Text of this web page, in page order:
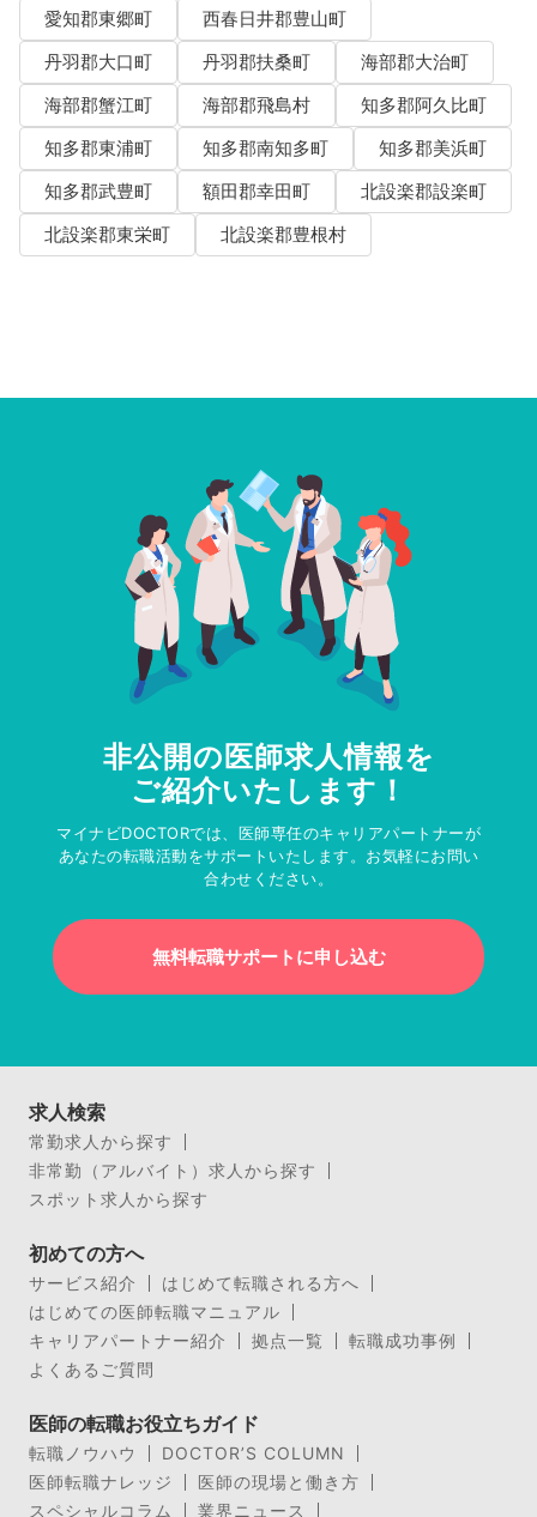
愛知郡東郷町
西春日井郡豊山町
丹羽郡大口町
丹羽郡扶桑町
海部郡大治町
海部郡蟹江町
海部郡飛島村
知多郡阿久比町
知多郡東浦町
知多郡南知多町
知多郡美浜町
知多郡武豊町
額田郡幸田町
北設楽郡設楽町
北設楽郡東栄町
北設楽郡豊根村
非公開の医師求人情報を
ご紹介いたします！
マイナビDOCTORでは、医師専任のキャリアパートナーが
あなたの転職活動をサポートいたします。お気軽にお問い
合わせください。
無料転職サポートに申し込む
求人検索
常勤求人から探す
非常勤（アルバイト）求人から探す
スポット求人から探す
初めての方へ
サービス紹介
はじめて転職される方へ
はじめての医師転職マニュアル
キャリアパートナー紹介
拠点一覧
転職成功事例
よくあるご質問
医師の転職お役立ちガイド
転職ノウハウ
DOCTOR’S COLUMN
医師転職ナレッジ
医師の現場と働き方
スペシャルコラム
業界ニュース